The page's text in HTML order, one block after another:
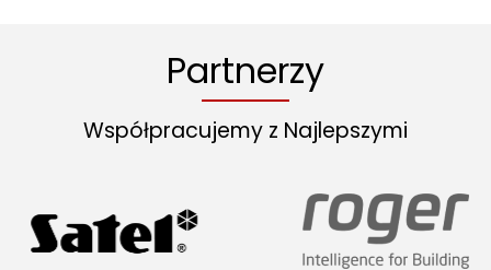
Partnerzy
Współpracujemy z Najlepszymi